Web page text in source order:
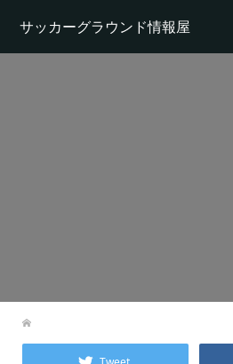
サッカーグラウンド情報屋